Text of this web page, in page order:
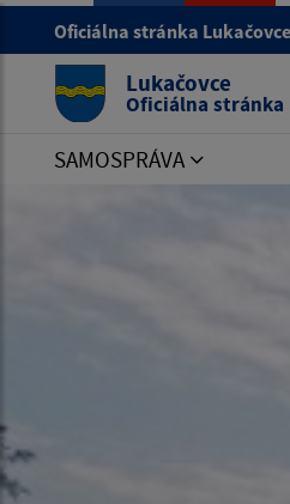
Oficiálna stránka Lukačovce
Lukačovce
Oficiálna stránka
SAMOSPRÁVA